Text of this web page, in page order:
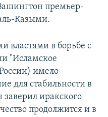
премьер-
Казыми.
властями в борьбе с
"Исламское
имело
для стабильности в
иракского
продолжится и в